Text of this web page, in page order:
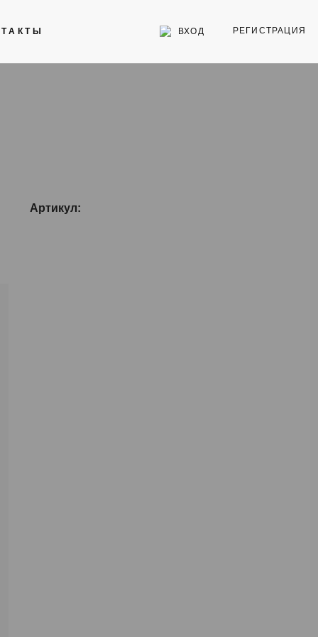
ВХОД РЕГИСТРАЦИЯ
Артикул: